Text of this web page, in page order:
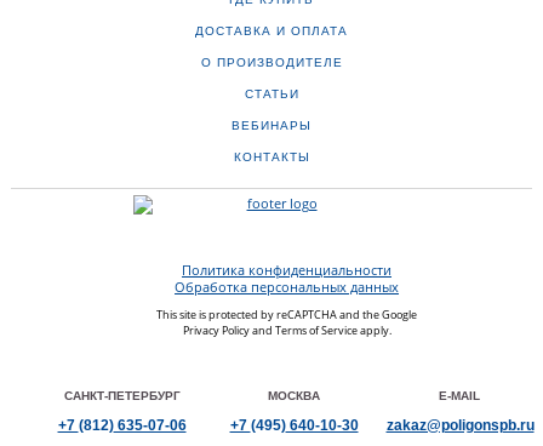
ДОСТАВКА И ОПЛАТА
О ПРОИЗВОДИТЕЛЕ
СТАТЬИ
ВЕБИНАРЫ
КОНТАКТЫ
Политика конфиденциальности
Обработка персональных данных
This site is protected by reCAPTCHA and the Google
Privacy Policyand Terms of Serviceapply.
САНКТ-ПЕТЕРБУРГ
+7 (812)635-07-06
МОСКВА
+7 (495)640-10-30
E-MAIL
zakaz@poligonspb.ru